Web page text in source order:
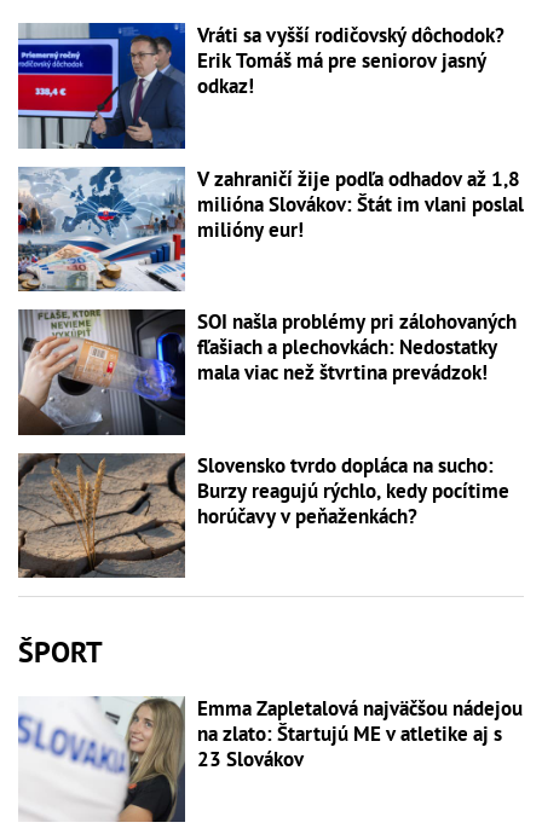
Vráti sa vyšší rodičovský dôchodok?
Erik Tomáš má pre seniorov jasný
odkaz!
V zahraničí žije podľa odhadov až 1,8
milióna Slovákov: Štát im vlani poslal
milióny eur!
SOI našla problémy pri zálohovaných
fľašiach a plechovkách: Nedostatky
mala viac než štvrtina prevádzok!
Slovensko tvrdo dopláca na sucho:
Burzy reagujú rýchlo, kedy pocítime
horúčavy v peňaženkách?
ŠPORT
Emma Zapletalová najväčšou nádejou
na zlato: Štartujú ME v atletike aj s
23 Slovákov